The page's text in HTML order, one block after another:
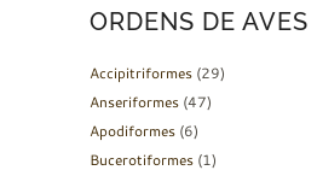
ORDENS DE AVES
Accipitriformes (29)
Anseriformes (47)
Apodiformes (6)
Bucerotiformes (1)